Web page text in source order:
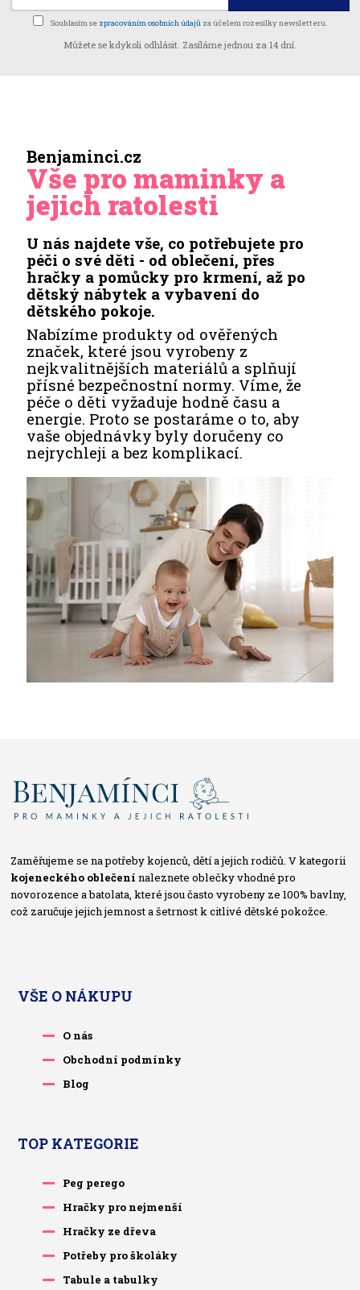
Souhlasím se zpracováním osobních údajů za účelem rozesílky newsletteru.
Můžete se kdykoli odhlásit. Zasíláme jednou za 14 dní.
Benjaminci.cz
Vše pro maminky a
jejich ratolesti
U nás najdete vše, co potřebujete pro
péči o své děti - od oblečení, přes
hračky a pomůcky pro krmení, až po
dětský nábytek a vybavení do
dětského pokoje.
Nabízíme produkty od ověřených
značek, které jsou vyrobeny z
nejkvalitnějších materiálů a splňují
přísné bezpečnostní normy. Víme, že
péče o děti vyžaduje hodně času a
energie. Proto se postaráme o to, aby
vaše objednávky byly doručeny co
nejrychleji a bez komplikací.
Zaměřujeme se na potřeby kojenců, dětí a jejich rodičů. V kategorii
kojeneckého oblečení naleznete oblečky vhodné pro
novorozence a batolata, které jsou často vyrobeny ze 100% bavlny,
což zaručuje jejich jemnost a šetrnost k citlivé dětské pokožce.
VŠE O NÁKUPU
O nás
Obchodní podmínky
Blog
TOP KATEGORIE
Peg perego
Hračky pro nejmenší
Hračky ze dřeva
Potřeby pro školáky
Tabule a tabulky